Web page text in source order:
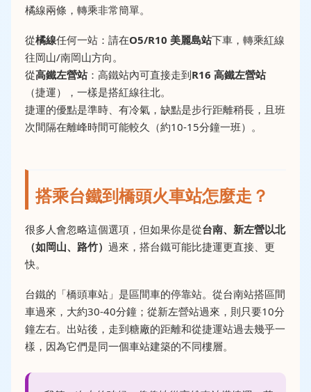
橘線兩條，轉乘非常簡單。
從橘線任何一站：請在O5/R10 美麗島站下車，轉乘紅線
往岡山/南岡山方向。
從高鐵左營站：高鐵站內可直接走到R16 高鐵左營站
（捷運），一樣是搭紅線往北。
捷運的優點是準時、有冷氣，缺點是步行距離稍長，且班
次間隔在離峰時間可能較久（約10-15分鐘一班）。
搭乘台鐵到橋頭火車站怎麼走？
很多人會忽略這個選項，但如果你是從台南、新左營以北
（如岡山、路竹） 過來，搭台鐵可能比捷運更直接、更
快。
台鐵的「橋頭車站」是區間車的停靠站。從台南站搭區間
車過來，大約30-40分鐘；從新左營站過來，則只要10分
鐘左右。出站後，走到糖廠的距離和從捷運站過去幾乎一
樣，因為它們是同一個車站建築的不同樓層。